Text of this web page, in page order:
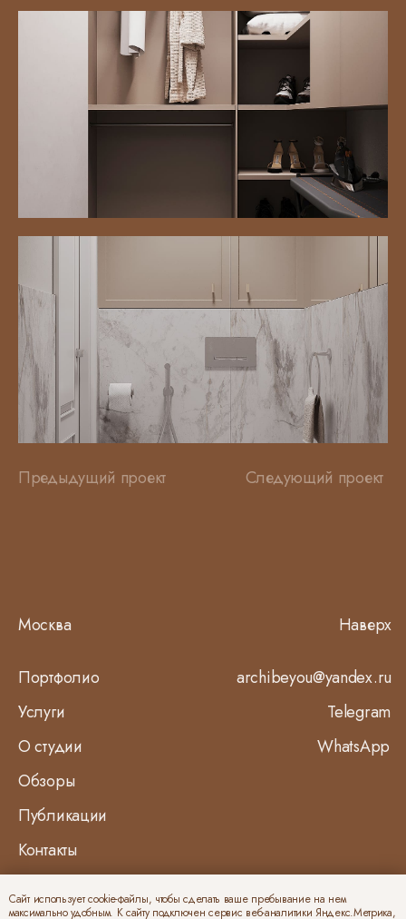
Сайт использует cookie-файлы, чтобы сделать ваше пребывание на нем
максимально удобным. К cайту подключен сервис веб-аналитики Яндекс.Метрика,
Следующий проект
Предыдущий проект
Контакты
Публикации
Обзоры
О студии
Москва
WhatsApp
Telegram
archibeyou@yandex.ru
Услуги
Портфолио
Наверх
Политика конфиденциальности